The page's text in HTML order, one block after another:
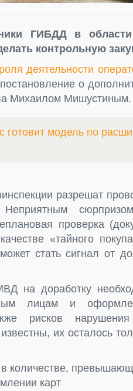
ГИБДД в
контрольную
деятельности
о
Михаилом Мишустиным.
готовит модель по
разрешат
проверка
«тайного
стать сигнал от
на доработку
лицам и
рисков нарушения
их осталось
в количестве,
карт